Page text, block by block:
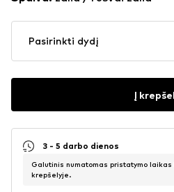
Pasirinkti dydį
Į
3 - 5 darbo dienos
Galutinis numatomas pristatymo laikas
krepšelyje.